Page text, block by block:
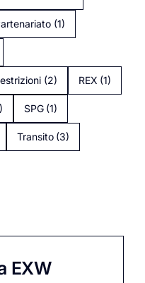
(1)
(2) REX (1)
SPG (1)
Transito (3)
EXW